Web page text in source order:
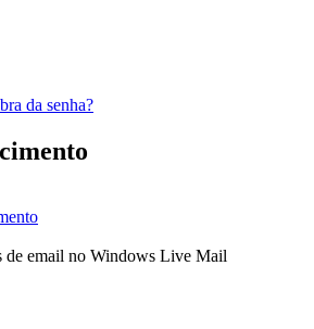
da senha?
de email no Windows Live Mail